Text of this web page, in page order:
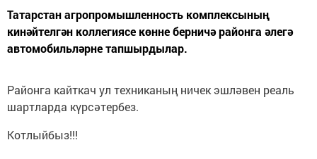
Татарстан агропромышленность комплексының
кинәйтелгән коллегиясе көнне берничә районга әлегә
автомобильләрне тапшырдылар.
Районга кайткач ул техниканың ничек эшләвен реаль
шартларда күрсәтербез.
Котлыйбыз!!!